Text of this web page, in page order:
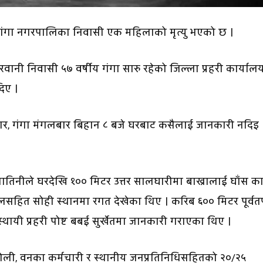
नगरपालिका निवासी एक महिलाको मृत्यु भएको छ ।
निवासी ५७ वर्षीय गंगा सारु रहेको जिल्ला प्रहरी
।
गंगा मंगलबार बिहान ८ बजे घरबाट कसैलाई जानकारी नदिइ
घरदेखि १०० मिटर उत्तर सालघारीमा बाख्रालाई घाँस
सोही स्थानमा रगत देखेका थिए । करिब ६०० मिटर
प्रहरी पोष्ट बबई सुर्खेतमा जानकारी गराएका थिए ।
वनका कर्मचारी र स्थानीय जनप्रतिनिधिसहितको २०/२५